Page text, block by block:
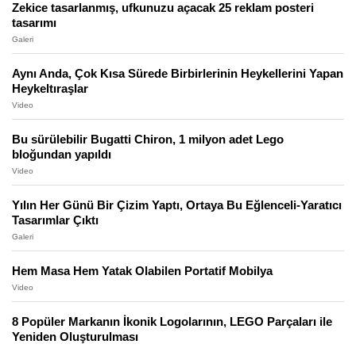
Zekice tasarlanmış, ufkunuzu açacak 25 reklam posteri
tasarımı
Galeri
Aynı Anda, Çok Kısa Sürede Birbirlerinin Heykellerini Yapan
Heykeltıraşlar
Video
Bu sürülebilir Bugatti Chiron, 1 milyon adet Lego
bloğundan yapıldı
Video
Yılın Her Günü Bir Çizim Yaptı, Ortaya Bu Eğlenceli-Yaratıcı
Tasarımlar Çıktı
Galeri
Hem Masa Hem Yatak Olabilen Portatif Mobilya
Video
8 Popüler Markanın İkonik Logolarının, LEGO Parçaları ile
Yeniden Oluşturulması